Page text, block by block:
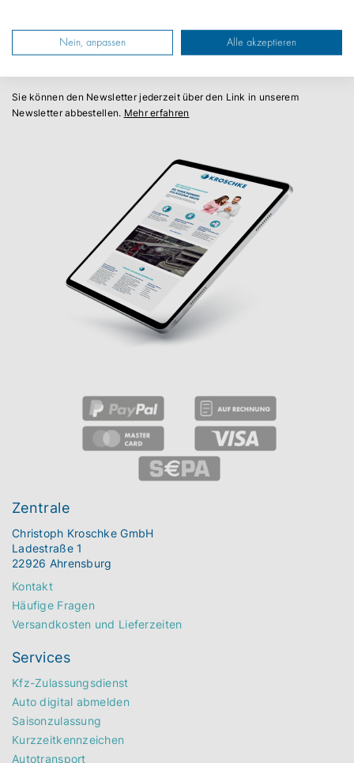
ANMELDEN
Sie können den Newsletter jederzeit über den Link in unserem
Newsletter abbestellen. Mehr erfahren
Zentrale
Christoph Kroschke GmbH
Ladestraße 1
22926 Ahrensburg
Kontakt
Häufige Fragen
Versandkosten und Lieferzeiten
Services
Kfz-Zulassungsdienst
Auto digital abmelden
Saisonzulassung
Kurzzeitkennzeichen
Autotransport
Nein, anpassen Alle akzeptieren